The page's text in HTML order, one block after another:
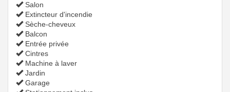
Salon
Extincteur d'incendie
Sèche-cheveux
Balcon
Entrée privée
Cintres
Machine à laver
Jardin
Garage